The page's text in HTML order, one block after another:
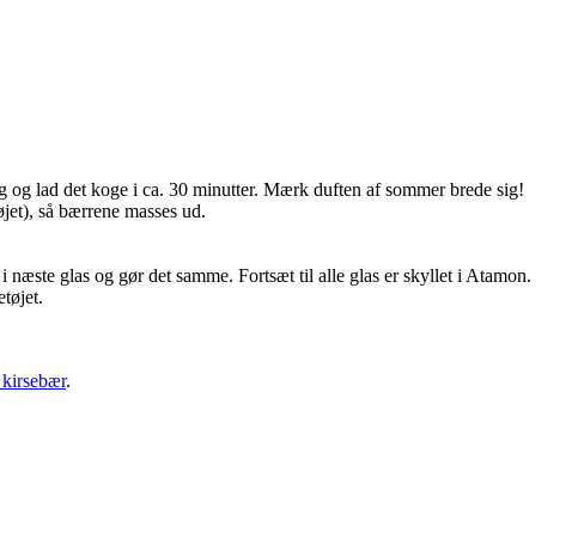
lad det koge i ca. 30 minutter. Mærk duften af sommer brede sig!
så bærrene masses ud.
glas og gør det samme. Fortsæt til alle glas er skyllet i Atamon.
.